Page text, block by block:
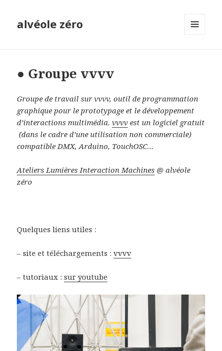
alvéole zéro
● Groupe vvvv
Groupe de travail sur vvvv, outil de programmation
graphique pour le prototypage et le développement
d’interactions multimédia.vvvv est un logiciel gratuit
(dans le cadre d’une utilisation non commerciale)
compatible DMX, Arduino, TouchOSC…
Ateliers Lumières Interaction Machines @ alvéole
zéro
Quelques liens utiles :
– site et téléchargements :vvvv
– tutoriaux :sur youtube